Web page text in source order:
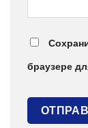
браузере